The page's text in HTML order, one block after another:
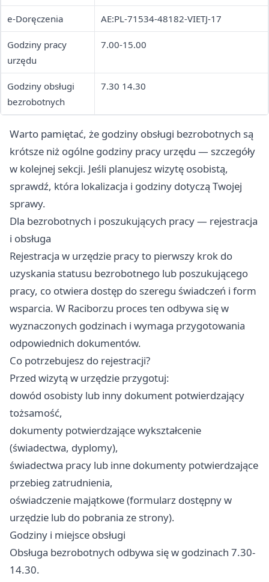
e-Doręczenia AE:PL-71534-48182-VIETJ-17
Godziny pracy
urzędu
7.00-15.00
Godziny obsługi
bezrobotnych
7.30 14.30
Warto pamiętać, że godziny obsługi bezrobotnych są
krótsze niż ogólne godziny pracy urzędu — szczegóły
w kolejnej sekcji. Jeśli planujesz wizytę osobistą,
sprawdź, która lokalizacja i godziny dotyczą Twojej
sprawy.
Dla bezrobotnych i poszukujących pracy — rejestracja
i obsługa
Rejestracja w urzędzie pracy to pierwszy krok do
uzyskania statusu bezrobotnego lub poszukującego
pracy, co otwiera dostęp do szeregu świadczeń i form
wsparcia. W Raciborzu proces ten odbywa się w
wyznaczonych godzinach i wymaga przygotowania
odpowiednich dokumentów.
Co potrzebujesz do rejestracji?
Przed wizytą w urzędzie przygotuj:
dowód osobisty lub inny dokument potwierdzający
tożsamość,
dokumenty potwierdzające wykształcenie
(świadectwa, dyplomy),
świadectwa pracy lub inne dokumenty potwierdzające
przebieg zatrudnienia,
oświadczenie majątkowe (formularz dostępny w
urzędzie lub do pobrania ze strony).
Godziny i miejsce obsługi
Obsługa bezrobotnych odbywa się w godzinach 7.30-
14.30.